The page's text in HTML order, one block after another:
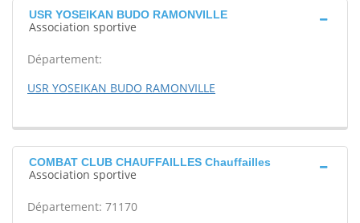
USR YOSEIKAN BUDO RAMONVILLE
Association sportive
Département:
USR YOSEIKAN BUDO RAMONVILLE
COMBAT CLUB CHAUFFAILLES Chauffailles
Association sportive
Département: 71170